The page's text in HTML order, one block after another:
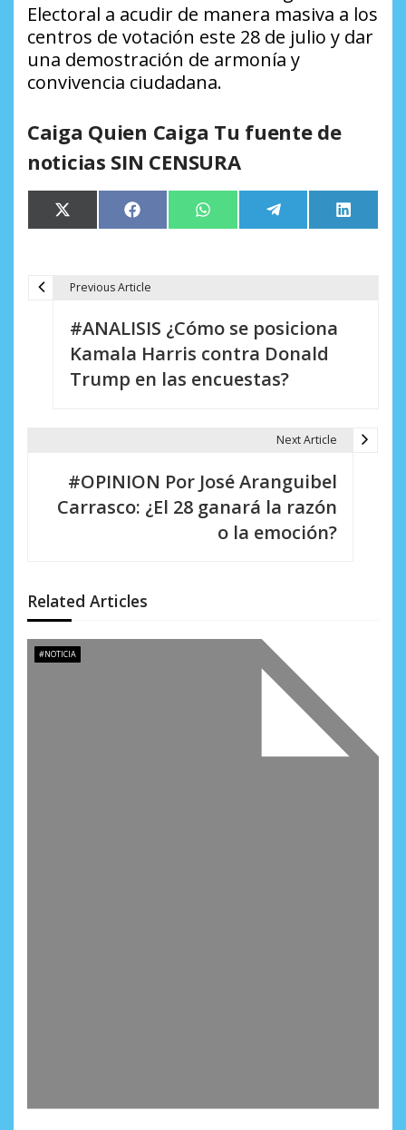
Electoral a acudir de manera masiva a los
centros de votación este 28 de julio y dar
una demostración de armonía y
convivencia ciudadana.
Caiga Quien Caiga Tu fuente de
noticias SIN CENSURA
Compartir
en
X
(Twitter)
Compartir
en
Facebook Compartir
en
WhatsApp Compartir
en
Telegram
en
LinkedIn
n
d
e
Previous Article
#ANALISIS ¿Cómo se posiciona
Kamala Harris contra Donald
Trump en las encuestas?
Next Article
#OPINION Por José Aranguibel
Carrasco: ¿El 28 ganará la razón
o la emoción?
Related Articles
#NOTICIA